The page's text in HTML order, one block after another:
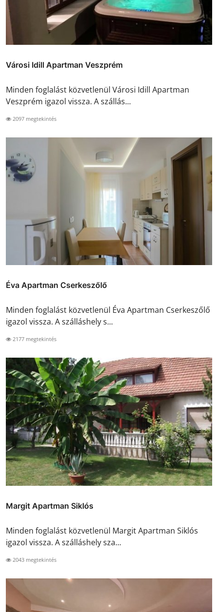
Városi Idill Apartman Veszprém
Minden foglalást közvetlenül Városi Idill Apartman
Veszprém igazol vissza. A szállás...
2097 megtekintés
Éva Apartman Cserkeszőlő
Minden foglalást közvetlenül Éva Apartman Cserkeszőlő
igazol vissza. A szálláshely s...
2177 megtekintés
Margit Apartman Siklós
Minden foglalást közvetlenül Margit Apartman Siklós
igazol vissza. A szálláshely sza...
2043 megtekintés